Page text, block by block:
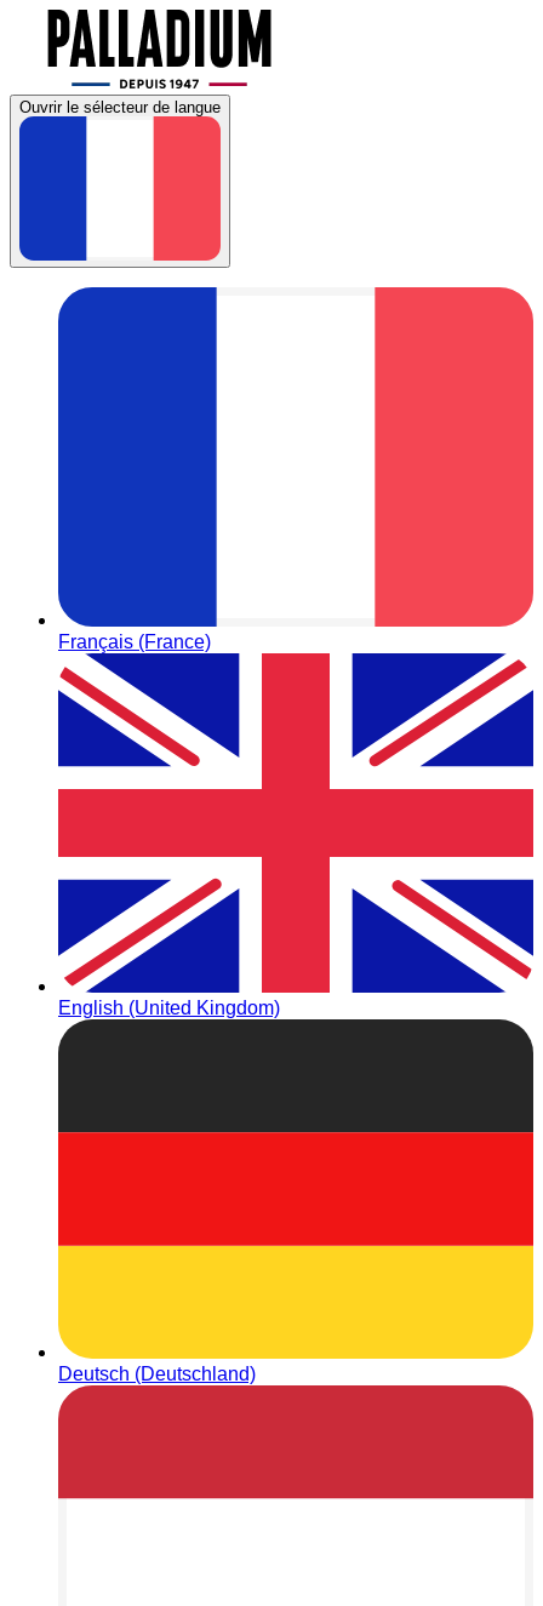
Ouvrir le sélecteur de langue
Français (France)
English (United Kingdom)
Deutsch (Deutschland)